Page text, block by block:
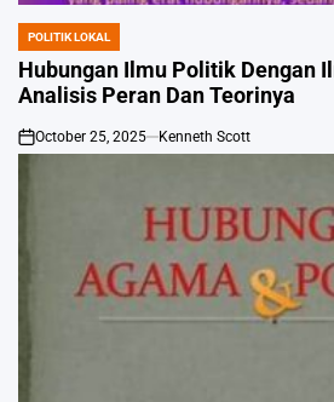
POSTED
IN
POLITIK LOKAL
Hubungan Ilmu Politik Dengan
Analisis Peran Dan Teorinya
on
October 25, 2025 Kenneth Scott